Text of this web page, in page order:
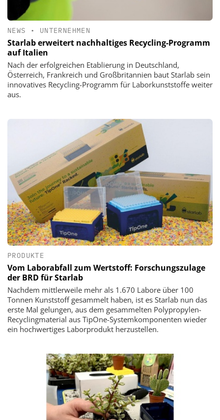
NEWS • UNTERNEHMEN
Starlab erweitert nachhaltiges Recycling-Programm
auf Italien
Nach der erfolgreichen Etablierung in Deutschland,
Österreich, Frankreich und Großbritannien baut Starlab sein
innovatives Recycling-Programm für Laborkunststoffe weiter
aus.
PRODUKTE
Vom Laborabfall zum Wertstoff: Forschungszulage
der BRD für Starlab
Nachdem mittlerweile mehr als 1.670 Labore über 100
Tonnen Kunststoff gesammelt haben, ist es Starlab nun das
erste Mal gelungen, aus dem gesammelten Polypropylen-
Recyclingmaterial aus TipOne-Systemkomponenten wieder
ein hochwertiges Laborprodukt herzustellen.